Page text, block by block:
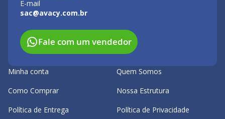
E-mail
sac@avacy.com.br
Fale com um vendedor
Minha conta
Como Comprar
Política de Entrega
Quem Somos
Nossa Estrutura
Política de Privacidade